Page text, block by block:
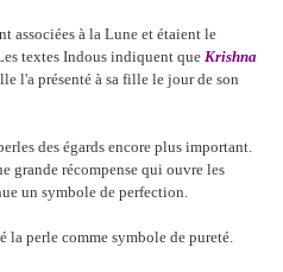
associées à la Lune et étaient le
textes Indous indiquent que Krishna
l'a présenté à sa fille le jour de son
des égards encore plus important.
grande récompense qui ouvre les
un symbole de perfection.
la perle comme symbole de pureté.